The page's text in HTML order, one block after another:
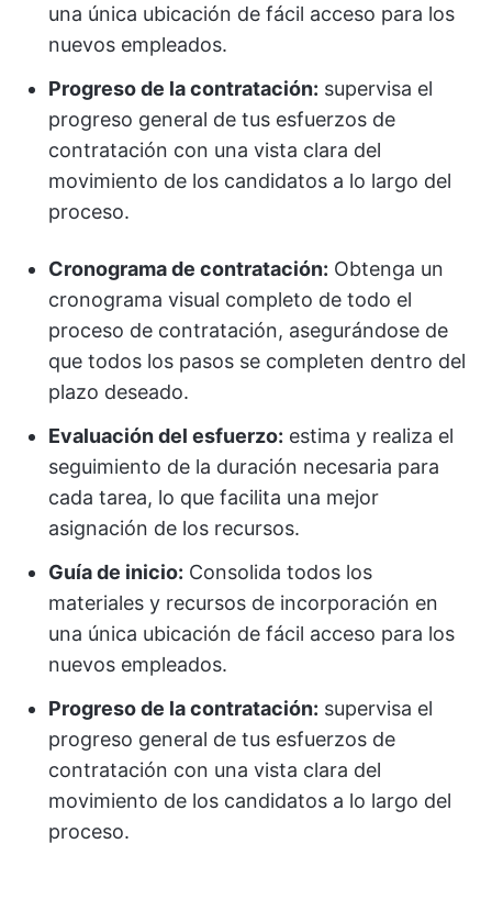
una única ubicación de fácil acceso para los
nuevos empleados.
Progreso de la contratación: supervisa el
progreso general de tus esfuerzos de
contratación con una vista clara del
movimiento de los candidatos a lo largo del
proceso.
Cronograma de contratación: Obtenga un
cronograma visual completo de todo el
proceso de contratación, asegurándose de
que todos los pasos se completen dentro del
plazo deseado.
Evaluación del esfuerzo: estima y realiza el
seguimiento de la duración necesaria para
cada tarea, lo que facilita una mejor
asignación de los recursos.
Guía de inicio: Consolida todos los
materiales y recursos de incorporación en
una única ubicación de fácil acceso para los
nuevos empleados.
Progreso de la contratación: supervisa el
progreso general de tus esfuerzos de
contratación con una vista clara del
movimiento de los candidatos a lo largo del
proceso.